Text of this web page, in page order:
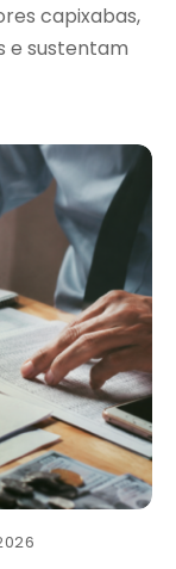
capixabas,
e sustentam